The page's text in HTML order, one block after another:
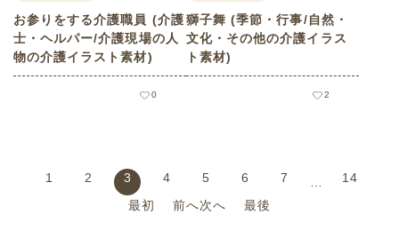
お参りをする介護職員 (介護
士・ヘルパー/介護現場の人
物の介護イラスト素材)
0
獅子舞 (季節・行事/自然・
文化・その他の介護イラス
ト素材)
2
最初 前へ
1 2 3 4 5 6 7
14
次へ
最後